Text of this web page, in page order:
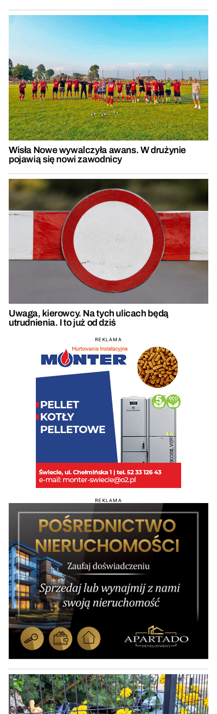
Wisła Nowe wywalczyła awans. W drużynie
pojawią się nowi zawodnicy
Uwaga, kierowcy. Na tych ulicach będą
utrudnienia. I to już od dziś
REKLAMA
REKLAMA